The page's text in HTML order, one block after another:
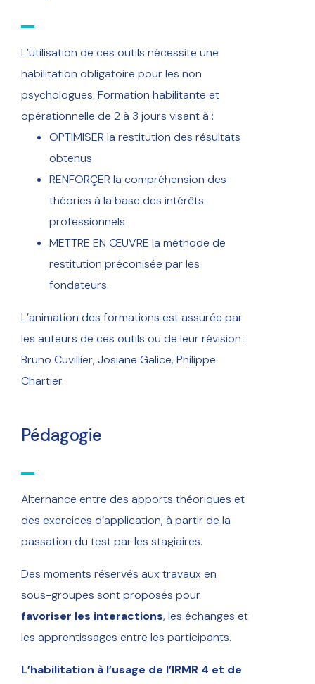
L’utilisation de ces outils nécessite une
habilitation obligatoire pour les non
psychologues. Formation habilitante et
opérationnelle de 2 à 3 jours visant à :
OPTIMISER la restitution des résultats
obtenus
RENFORÇER la compréhension des
théories à la base des intérêts
professionnels
METTRE EN ŒUVRE la méthode de
restitution préconisée par les
fondateurs.
L’animation des formations est assurée par
les auteurs de ces outils ou de leur révision :
Bruno Cuvillier, Josiane Galice, Philippe
Chartier.
Pédagogie
Alternance entre des apports théoriques et
des exercices d’application, à partir de la
passation du test par les stagiaires.
Des moments réservés aux travaux en
sous-groupes sont proposés pour
favoriser les interactions, les échanges et
les apprentissages entre les participants.
L’habilitation à l’usage de l’IRMR 4 et de